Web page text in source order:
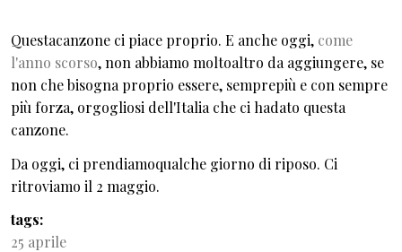
Questacanzone ci piace proprio. E anche oggi, come
l'anno scorso, non abbiamo moltoaltro da aggiungere, se
non che bisogna proprio essere, semprepiù e con sempre
più forza, orgogliosi dell'Italia che ci hadato questa
canzone.
Da oggi, ci prendiamoqualche giorno di riposo. Ci
ritroviamo il 2 maggio.
tags
25 aprile